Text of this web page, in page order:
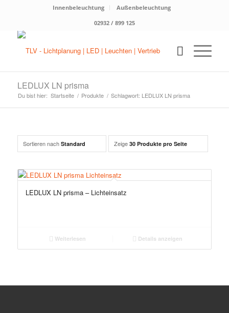
Innenbeleuchtung
Außenbeleuchtung
02932 / 899 125
LEDLUX LN prisma
Du bist hier: Startseite / Produkte / Schlagwort: LEDLUX LN prisma
Sortieren nach Standard Zeige 30 Produkte pro Seite
LEDLUX LN prisma – Lichteinsatz
Weiterlesen Details anzeigen